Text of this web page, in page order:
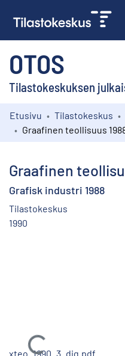
OTOS
Tilastokeskuksen
Kokoelmat
Etusivu Tilastokeskus
Graafinen teollisuus
Graafinen
Grafisk industri 1988
Tilastokeskus
1990
xteo_1990_3_dig.pdf